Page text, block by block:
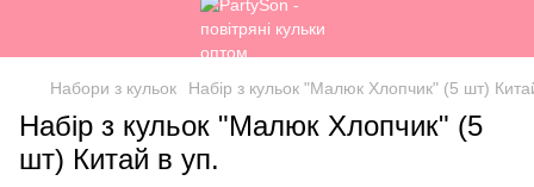
Набори з кульок Набір з кульок "Малюк Хлопчик" (5 шт)
Набір з кульок "Малюк Хлопчик" (5
шт) Китай в уп.